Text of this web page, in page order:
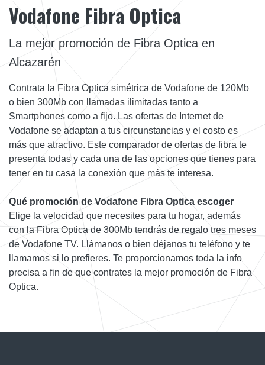
Vodafone Fibra Optica
La mejor promoción de Fibra Optica en
Alcazarén
Contrata la Fibra Optica simétrica de Vodafone de 120Mb
o bien 300Mb con llamadas ilimitadas tanto a
Smartphones como a fijo. Las ofertas de Internet de
Vodafone se adaptan a tus circunstancias y el costo es
más que atractivo. Este comparador de ofertas de fibra te
presenta todas y cada una de las opciones que tienes para
tener en tu casa la conexión que más te interesa.
Qué promoción de Vodafone Fibra Optica escoger
Elige la velocidad que necesites para tu hogar, además
con la Fibra Optica de 300Mb tendrás de regalo tres meses
de Vodafone TV. Llámanos o bien déjanos tu teléfono y te
llamamos si lo prefieres. Te proporcionamos toda la info
precisa a fin de que contrates la mejor promoción de Fibra
Optica.